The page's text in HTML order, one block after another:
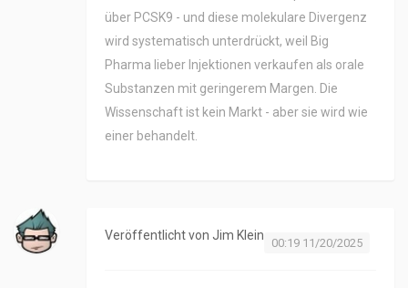
über PCSK9 - und diese molekulare Divergenz
wird systematisch unterdrückt, weil Big
Pharma lieber Injektionen verkaufen als orale
Substanzen mit geringerem Margen. Die
Wissenschaft ist kein Markt - aber sie wird wie
einer behandelt.
Veröffentlicht von Jim Klein
00:19 11/20/2025